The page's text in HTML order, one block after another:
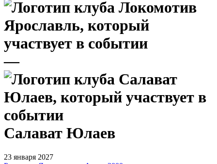
—
Салават Юлаев
23 января 2027